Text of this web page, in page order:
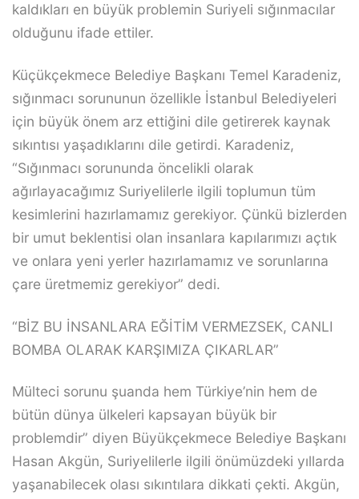
kaldıkları en büyük problemin Suriyeli sığınmacılar
olduğunu ifade ettiler.
Küçükçekmece Belediye Başkanı Temel Karadeniz,
sığınmacı sorununun özellikle İstanbul Belediyeleri
için büyük önem arz ettiğini dile getirerek kaynak
sıkıntısı yaşadıklarını dile getirdi. Karadeniz,
“Sığınmacı sorununda öncelikli olarak
ağırlayacağımız Suriyelilerle ilgili toplumun tüm
kesimlerini hazırlamamız gerekiyor. Çünkü bizlerden
bir umut beklentisi olan insanlara kapılarımızı açtık
ve onlara yeni yerler hazırlamamız ve sorunlarına
çare üretmemiz gerekiyor” dedi.
“BİZ BU İNSANLARA EĞİTİM VERMEZSEK, CANLI
BOMBA OLARAK KARŞIMIZA ÇIKARLAR”
Mülteci sorunu şuanda hem Türkiye’nin hem de
bütün dünya ülkeleri kapsayan büyük bir
problemdir” diyen Büyükçekmece Belediye Başkanı
Hasan Akgün, Suriyelilerle ilgili önümüzdeki yıllarda
yaşanabilecek olası sıkıntılara dikkati çekti. Akgün,